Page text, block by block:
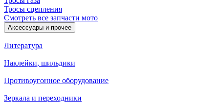
Тросы сцепления
Смотреть все запчасти мото
Аксессуары и прочее
Литература
Наклейки, шильдики
Противоугонное оборудование
Зеркала и переходники